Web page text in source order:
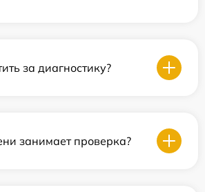
за диагностику?
занимает проверка?